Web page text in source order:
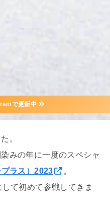
で更新中
。
みの年に一度のスペシャ
ラス）2023
。
て初めて参戦してきま